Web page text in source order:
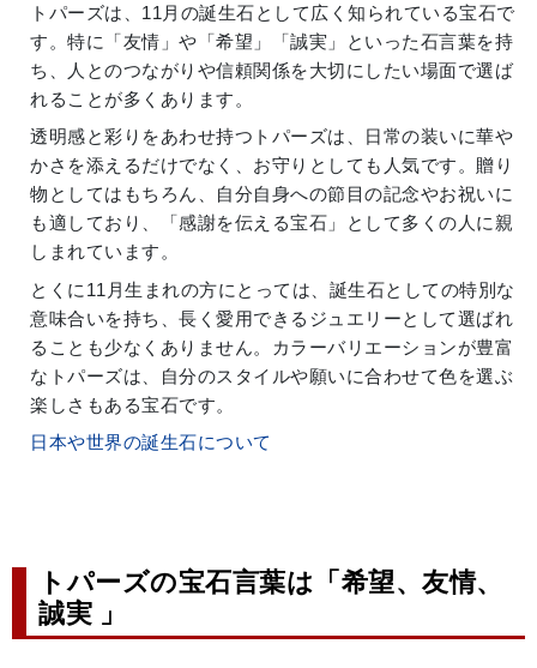
トパーズは、11月の誕生石として広く知られている宝石で
す。特に「友情」や「希望」「誠実」といった石言葉を持
ち、人とのつながりや信頼関係を大切にしたい場面で選ば
れることが多くあります。
透明感と彩りをあわせ持つトパーズは、日常の装いに華や
かさを添えるだけでなく、お守りとしても人気です。贈り
物としてはもちろん、自分自身への節目の記念やお祝いに
も適しており、「感謝を伝える宝石」として多くの人に親
しまれています。
とくに11月生まれの方にとっては、誕生石としての特別な
意味合いを持ち、長く愛用できるジュエリーとして選ばれ
ることも少なくありません。カラーバリエーションが豊富
なトパーズは、自分のスタイルや願いに合わせて色を選ぶ
楽しさもある宝石です。
日本や世界の誕生石について
トパーズの宝石言葉は「希望、友情、
誠実 」